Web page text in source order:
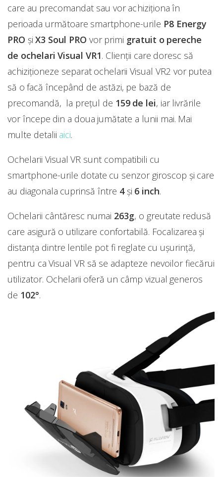
care au precomandat sau vor achiziționa în
perioada următoare smartphone-urile P8 Energy
PRO șiX3 Soul PRO vor primi gratuit o pereche
de ochelari Visual VR1. Clienții care doresc să
achiziționeze separat ochelarii Visual VR2 vor putea
să o facă începând de astăzi, pe bază de
precomandă, la prețul de 159 de lei, iar livrările
vor începe din a doua jumătate a lunii mai. Mai
multe detalii aici.
Ochelarii Visual VR sunt compatibili cu
smartphone-urile dotate cu senzor giroscop și care
au diagonala cuprinsă între 4și 6 inch.
Ochelarii cântăresc numai 263g, o greutate redusă
care asigură o utilizare confortabilă. Focalizarea și
distanța dintre lentile pot fi reglate cu ușurință,
pentru ca Visual VR să se adapteze nevoilor fiecărui
utilizator. Ochelarii oferă un câmp vizual generos
de 102°.